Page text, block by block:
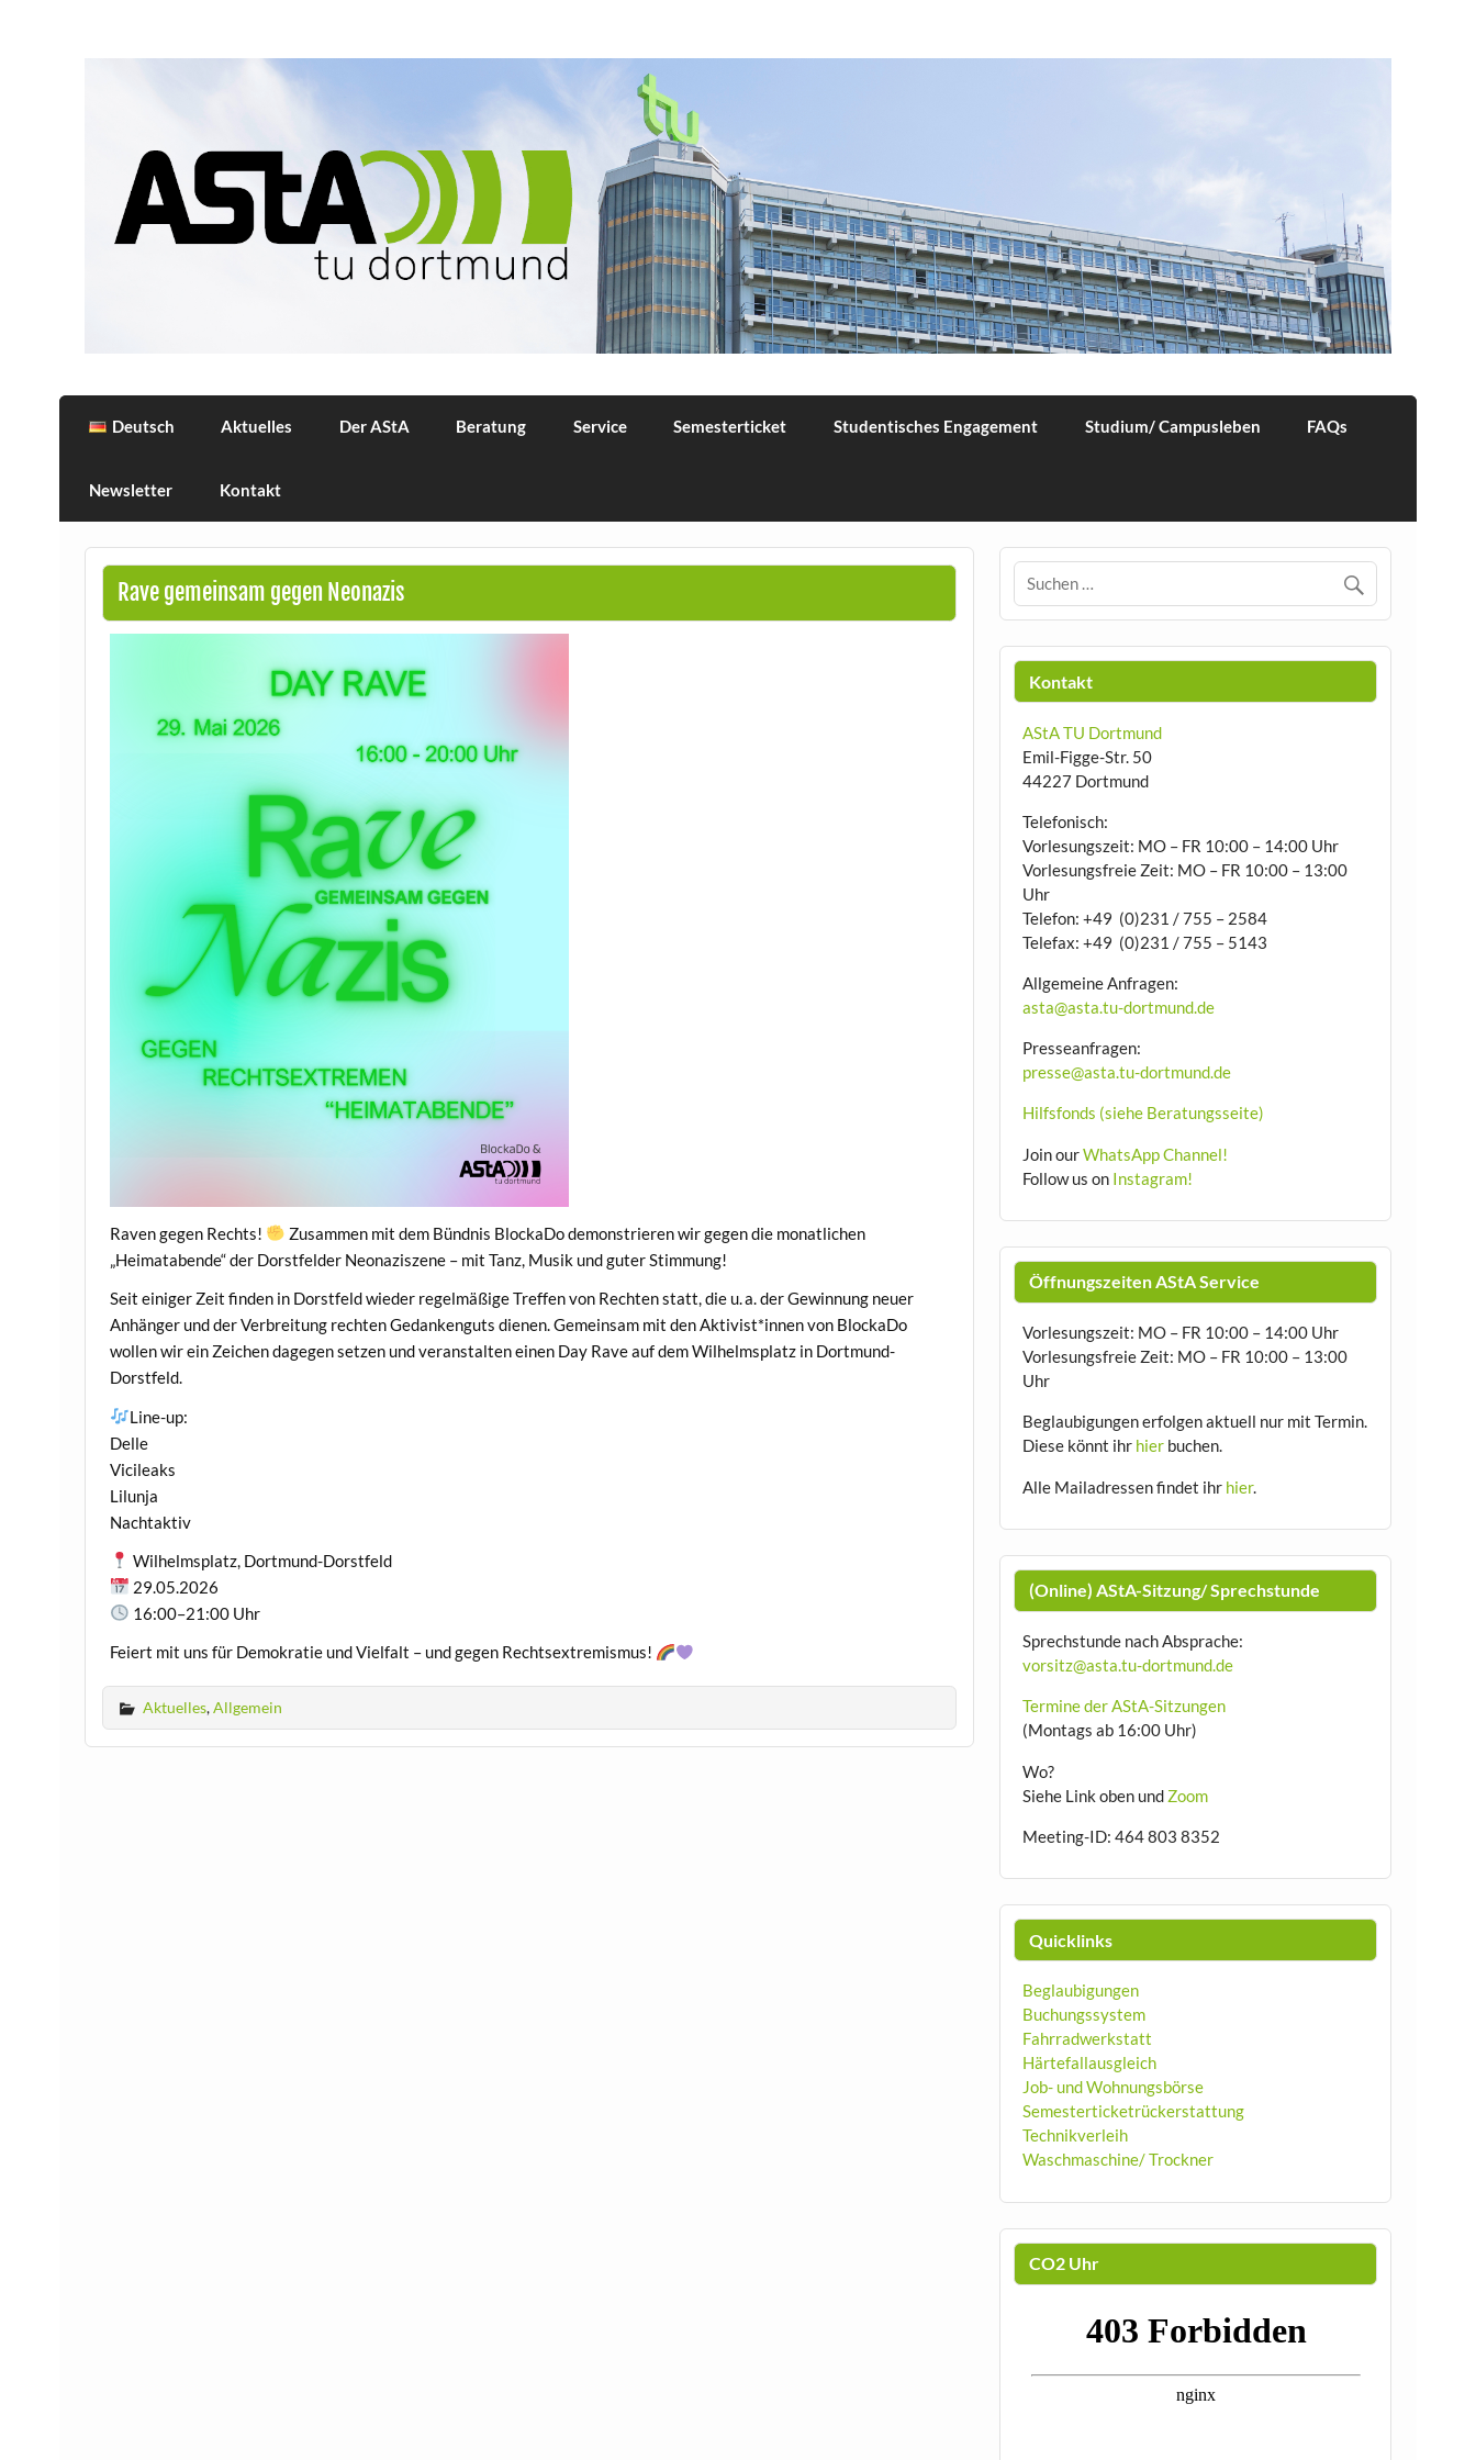
Allgemeiner Studierendenausschuss der TU Dortmund
Deutsch Aktuelles Der AStA Beratung Service Semesterticket Studentisches Engagement Studium/ Campusleben FAQs
Newsletter Kontakt
Rave gemeinsam gegen Neonazis
Raven gegen Rechts!
Zusammen mit dem Bündnis BlockaDo demonstrieren wir gegen die monatlichen
„Heimatabende“ der Dorstfelder Neonaziszene – mit Tanz, Musik und guter Stimmung!
Seit einiger Zeit finden in Dorstfeld wieder regelmäßige Treffen von Rechten statt, die u. a. der Gewinnung neuer
Anhänger und der Verbreitung rechten Gedankenguts dienen. Gemeinsam mit den Aktivist*innen von BlockaDo
wollen wir ein Zeichen dagegen setzen und veranstalten einen Day Rave auf dem Wilhelmsplatz in Dortmund-
Dorstfeld.
Line-up:
Delle
Vicileaks
Lilunja
Nachtaktiv
Wilhelmsplatz, Dortmund-Dorstfeld
29.05.2026
16:00–21:00 Uhr
Feiert mit uns für Demokratie und Vielfalt – und gegen Rechtsextremismus!
Aktuelles,Allgemein
Kontakt
AStA TU Dortmund
Emil-Figge-Str. 50
44227 Dortmund
Telefonisch:
Vorlesungszeit: MO – FR 10:00 – 14:00 Uhr
Vorlesungsfreie Zeit: MO – FR 10:00 – 13:00
Uhr
Telefon: +49 (0)231 / 755 – 2584
Telefax: +49 (0)231 / 755 – 5143
Allgemeine Anfragen:
asta@asta.tu-dortmund.de
Presseanfragen:
presse@asta.tu-dortmund.de
Hilfsfonds (siehe Beratungsseite)
Join ourWhatsApp Channel!
Follow us on Instagram!
Öffnungszeiten AStA Service
Vorlesungszeit: MO – FR 10:00 – 14:00 Uhr
Vorlesungsfreie Zeit: MO – FR 10:00 – 13:00
Uhr
Beglaubigungen erfolgen aktuell nur mit Termin.
Diese könnt ihr hierbuchen.
Alle Mailadressen findet ihr hier.
(Online) AStA-Sitzung/ Sprechstunde
Sprechstunde nach Absprache:
vorsitz@asta.tu-dortmund.de
Termine der AStA-Sitzungen
(Montags ab 16:00 Uhr)
Wo?
Siehe Link oben und Zoom
Meeting-ID: 464 803 8352
Quicklinks
Beglaubigungen
Buchungssystem
Fahrradwerkstatt
Härtefallausgleich
Job- und Wohnungsbörse
Semesterticketrückerstattung
Technikverleih
Waschmaschine/ Trockner
CO2 Uhr